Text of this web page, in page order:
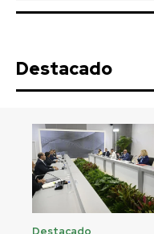
Destacado